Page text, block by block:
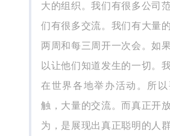
大的组织。我们有很多公司
们有很多交流。我们有大量
两周和每三周开一次会。如
以让他们知道发生的一切。
在世界各地举办活动。所
触，大量的交流。而真正开
为，是展现出真正聪明的人